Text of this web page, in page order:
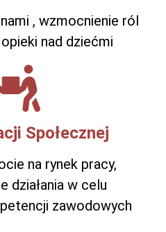
, wzmocnienie ról
nad dziećmi
Społecznej
na rynek pracy,
działania w celu
zawodowych